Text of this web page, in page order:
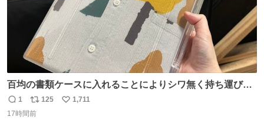
百均の書類ケースに入れることによりシワ無く持ち運びに
成功 いつも劇場のアイロンをお借りしていた ㅤ だいぶ前に
楽屋で誰かが入れているのを見て「真似しよう」と思った
返
信
1
リ
ポ
125
い
1,711
17時間前